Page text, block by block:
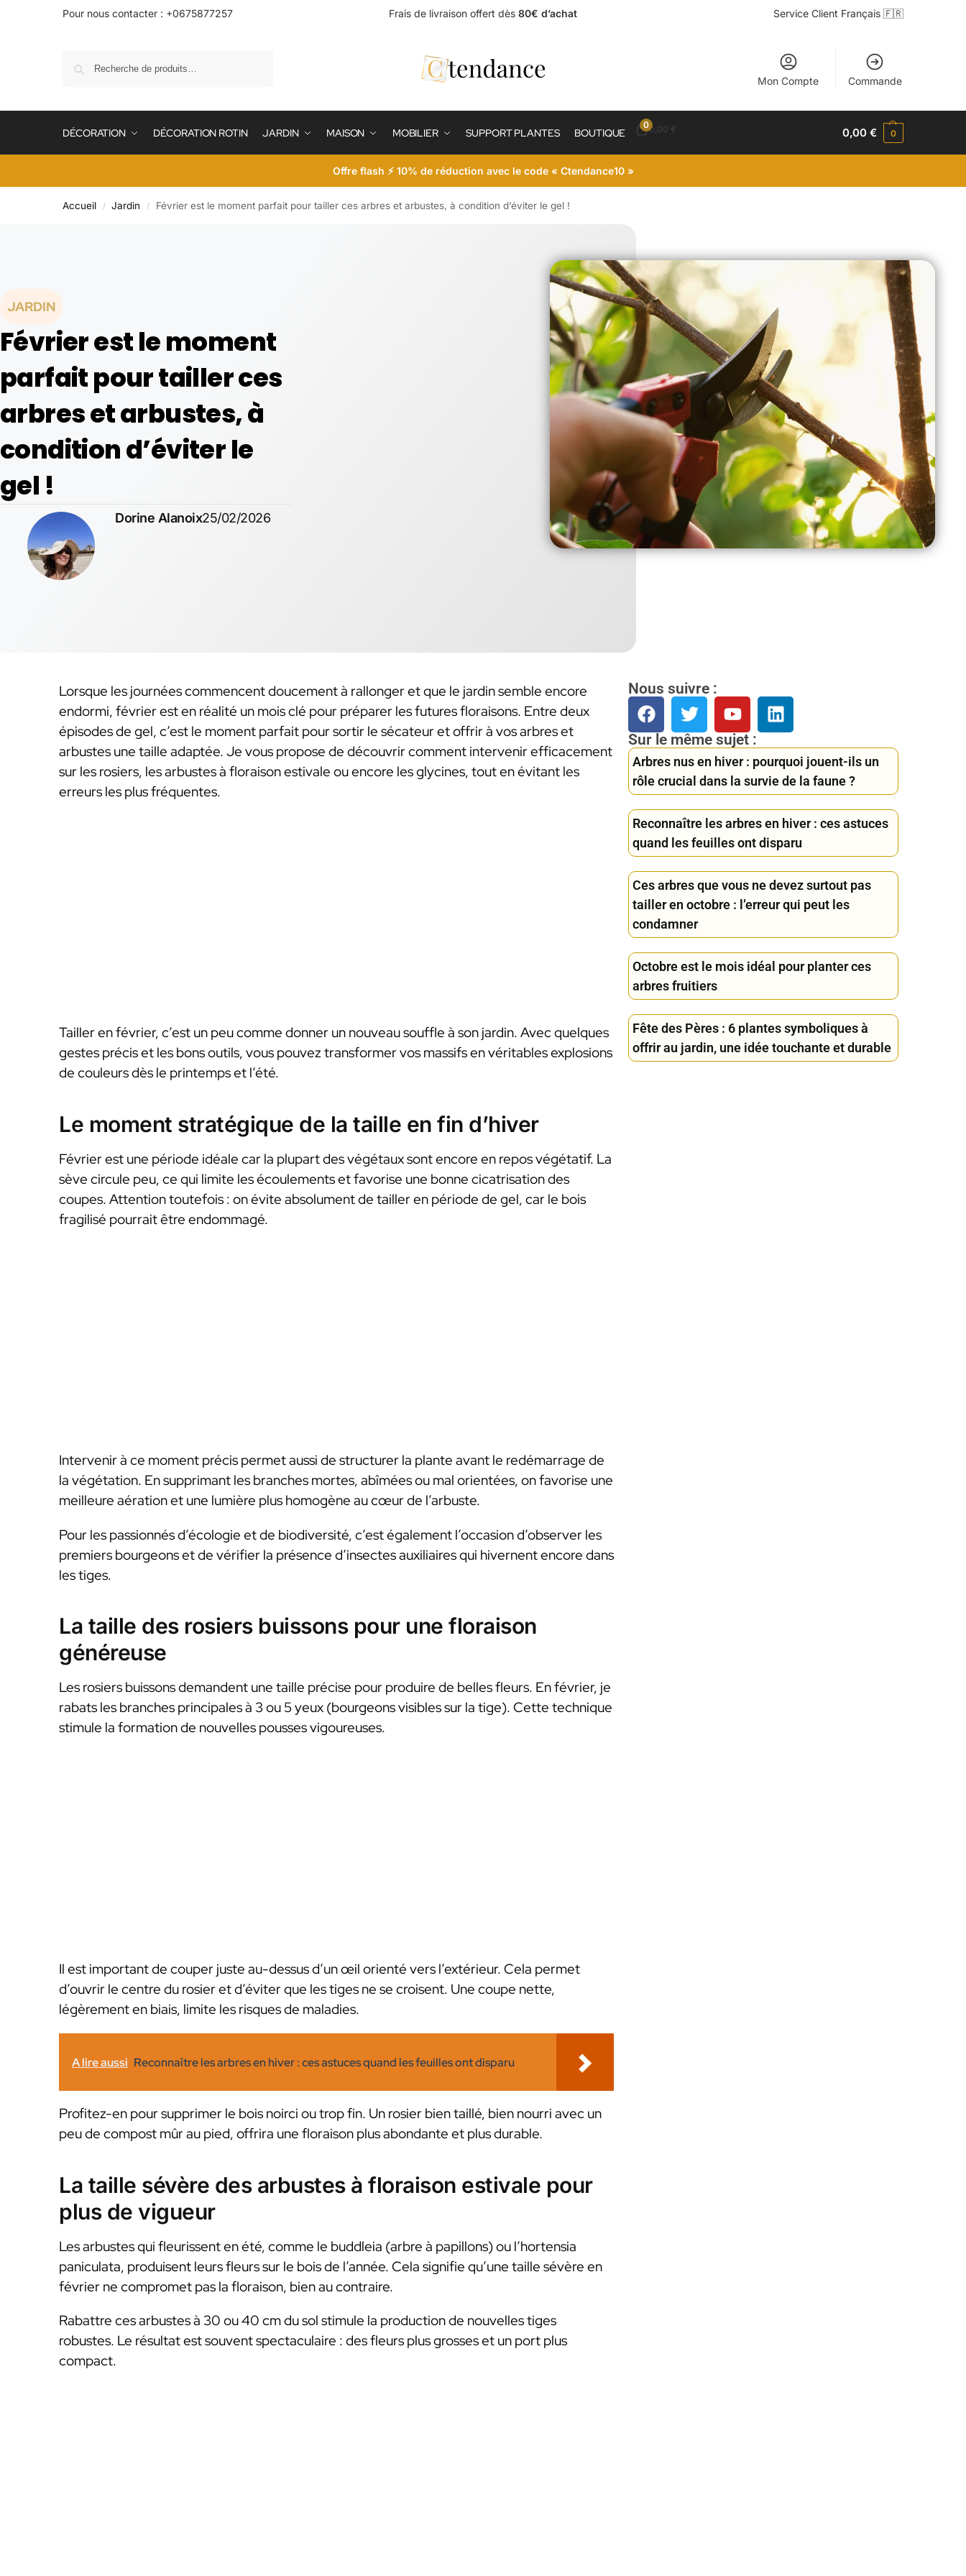
Pour nous contacter : +0675877257 Frais de livraison offert dès 80€ d’achat Service Client Français 🇫🇷
Mon Compte Commande
DÉCORATION DÉCORATION ROTIN JARDIN MAISON MOBILIER SUPPORT PLANTES BOUTIQUE
00,00 € 0,00€ 0
Offre flash ⚡ 10% de réduction avec le code « Ctendance10 »
Accueil / Jardin / Février est le moment parfait pour tailler ces arbres et arbustes, à condition d’éviter le gel !
JARDIN
Février est le moment
parfait pour tailler ces
arbres et arbustes, à
condition d’éviter le
gel !
Dorine Alanoix25/02/2026
Lorsque les journées commencent doucement à rallonger et que le jardin semble encore
endormi, février est en réalité un mois clé pour préparer les futures floraisons. Entre deux
épisodes de gel, c’est le moment parfait pour sortir le sécateur et offrir à vos arbres et
arbustes une taille adaptée. Je vous propose de découvrir comment intervenir efficacement
sur les rosiers, les arbustes à floraison estivale ou encore les glycines, tout en évitant les
erreurs les plus fréquentes.
Tailler en février, c’est un peu comme donner un nouveau souffle à son jardin. Avec quelques
gestes précis et les bons outils, vous pouvez transformer vos massifs en véritables explosions
de couleurs dès le printemps et l’été.
Le moment stratégique de la taille en fin d’hiver
Février est une période idéale car la plupart des végétaux sont encore en repos végétatif. La
sève circule peu, ce qui limite les écoulements et favorise une bonne cicatrisation des
coupes. Attention toutefois : on évite absolument de tailler en période de gel, car le bois
fragilisé pourrait être endommagé.
Intervenir à ce moment précis permet aussi de structurer la plante avant le redémarrage de
la végétation. En supprimant les branches mortes, abîmées ou mal orientées, on favorise une
meilleure aération et une lumière plus homogène au cœur de l’arbuste.
Pour les passionnés d’écologie et de biodiversité, c’est également l’occasion d’observer les
premiers bourgeons et de vérifier la présence d’insectes auxiliaires qui hivernent encore dans
les tiges.
La taille des rosiers buissons pour une floraison
généreuse
Les rosiers buissons demandent une taille précise pour produire de belles fleurs. En février, je
rabats les branches principales à 3 ou 5 yeux (bourgeons visibles sur la tige). Cette technique
stimule la formation de nouvelles pousses vigoureuses.
Il est important de couper juste au-dessus d’un œil orienté vers l’extérieur. Cela permet
d’ouvrir le centre du rosier et d’éviter que les tiges ne se croisent. Une coupe nette,
légèrement en biais, limite les risques de maladies.
A lire aussi Reconnaître les arbres en hiver : ces astuces quand les feuilles ont disparu
Profitez-en pour supprimer le bois noirci ou trop fin. Un rosier bien taillé, bien nourri avec un
peu de compost mûr au pied, offrira une floraison plus abondante et plus durable.
La taille sévère des arbustes à floraison estivale pour
plus de vigueur
Les arbustes qui fleurissent en été, comme le buddleia (arbre à papillons) ou l’hortensia
paniculata, produisent leurs fleurs sur le bois de l’année. Cela signifie qu’une taille sévère en
février ne compromet pas la floraison, bien au contraire.
Rabattre ces arbustes à 30 ou 40 cm du sol stimule la production de nouvelles tiges
robustes. Le résultat est souvent spectaculaire : des fleurs plus grosses et un port plus
compact.
Nous suivre :
Sur le même sujet :
Arbres nus en hiver : pourquoi jouent-ils un
rôle crucial dans la survie de la faune ?
Reconnaître les arbres en hiver : ces astuces
quand les feuilles ont disparu
Ces arbres que vous ne devez surtout pas
tailler en octobre : l’erreur qui peut les
condamner
Octobre est le mois idéal pour planter ces
arbres fruitiers
Fête des Pères : 6 plantes symboliques à
offrir au jardin, une idée touchante et durable